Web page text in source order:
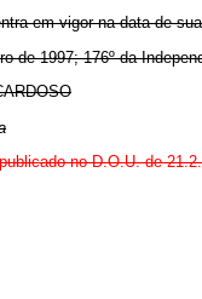
em vigor na data de
de 1997; 176º da
no D.O.U. de